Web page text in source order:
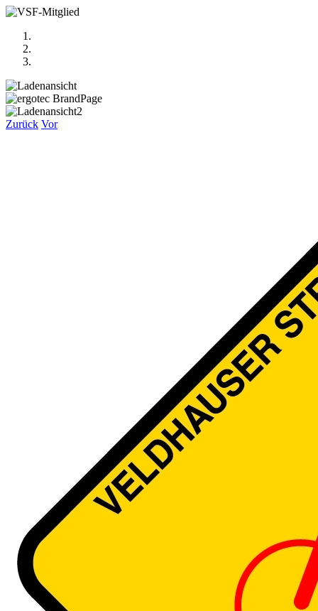
Zurück Vor